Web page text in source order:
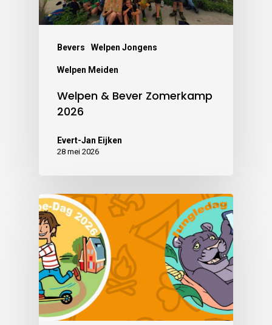
Bevers Welpen Jongens
Welpen Meiden
Welpen & Bever Zomerkamp
2026
Evert-Jan Eijken
28 mei 2026